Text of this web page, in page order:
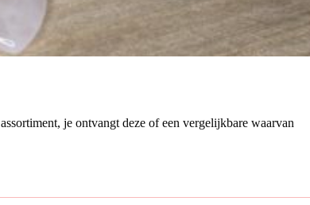
je ontvangt deze of een vergelijkbare waarvan